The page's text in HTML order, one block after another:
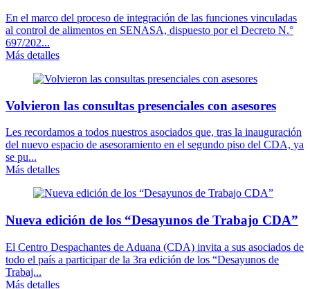
En el marco del proceso de integración de las funciones vinculadas
al control de alimentos en SENASA, dispuesto por el Decreto N.°
697/202...
Más detalles
Volvieron las consultas presenciales con asesores
Les recordamos a todos nuestros asociados que, tras la inauguración
del nuevo espacio de asesoramiento en el segundo piso del CDA, ya
se pu...
Más detalles
Nueva edición de los “Desayunos de Trabajo CDA”
El Centro Despachantes de Aduana (CDA) invita a sus asociados de
todo el país a participar de la 3ra edición de los “Desayunos de
Trabaj...
Más detalles